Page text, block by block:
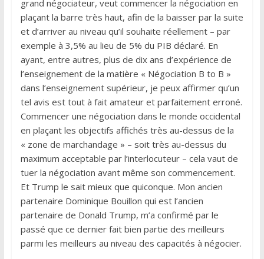
grand négociateur, veut commencer la négociation en
plaçant la barre très haut, afin de la baisser par la suite
et d’arriver au niveau qu’il souhaite réellement – par
exemple à 3,5% au lieu de 5% du PIB déclaré. En
ayant, entre autres, plus de dix ans d’expérience de
l’enseignement de la matière « Négociation B to B »
dans l’enseignement supérieur, je peux affirmer qu’un
tel avis est tout à fait amateur et parfaitement erroné.
Commencer une négociation dans le monde occidental
en plaçant les objectifs affichés très au-dessus de la
« zone de marchandage » – soit très au-dessus du
maximum acceptable par l’interlocuteur – cela vaut de
tuer la négociation avant même son commencement.
Et Trump le sait mieux que quiconque. Mon ancien
partenaire Dominique Bouillon qui est l’ancien
partenaire de Donald Trump, m’a confirmé par le
passé que ce dernier fait bien partie des meilleurs
parmi les meilleurs au niveau des capacités à négocier.